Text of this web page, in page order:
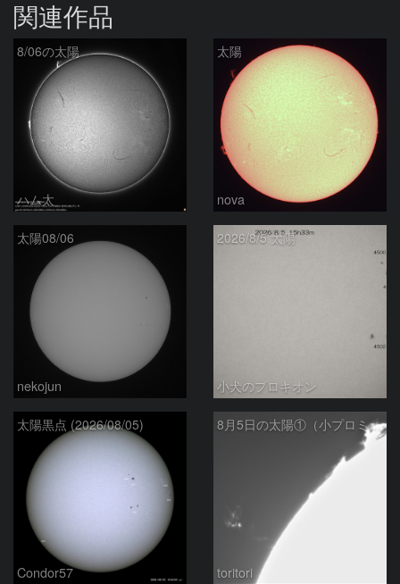
関連作品
8/06の太陽
ハム太
太陽
nova
太陽08/06
nekojun
2026/8/5 太陽
小犬のプロキオン
太陽黒点 (2026/08/05)
Condor57
8月5日の太陽①（小プロミネン噴出 ）
toritori